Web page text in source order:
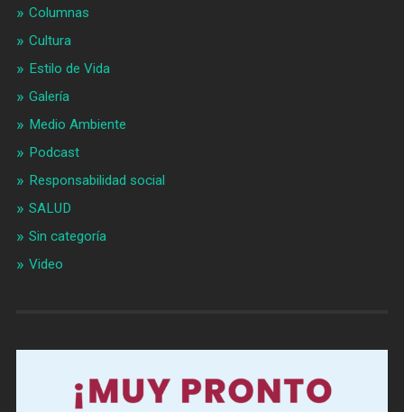
Columnas
Cultura
Estilo de Vida
Galería
Medio Ambiente
Podcast
Responsabilidad social
SALUD
Sin categoría
Video